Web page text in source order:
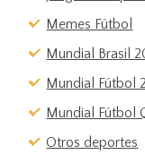
Memes Fútbol
Mundial Brasil
Mundial Fútbol
Mundial Fútbol
Otros deportes